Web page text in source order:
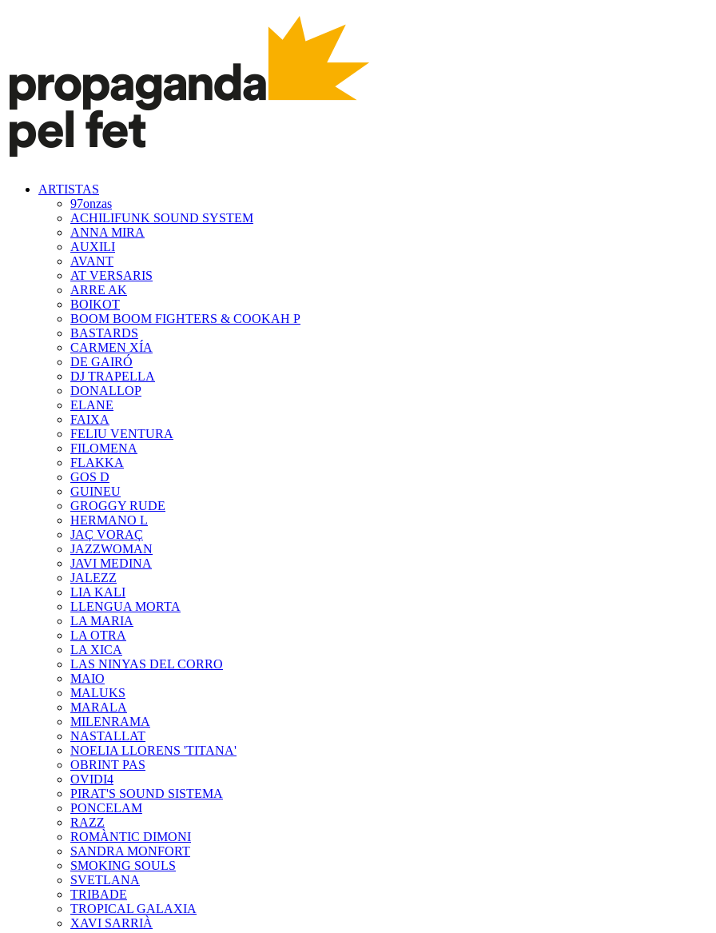
ARTISTAS
97onzas
ACHILIFUNK SOUND SYSTEM
ANNA MIRA
AUXILI
AVANT
AT VERSARIS
ARRE AK
BOIKOT
BOOM BOOM FIGHTERS & COOKAH P
BASTARDS
CARMEN XÍA
DE GAIRÓ
DJ TRAPELLA
DONALLOP
ELANE
FAIXA
FELIU VENTURA
FILOMENA
FLAKKA
GOS D
GUINEU
GROGGY RUDE
HERMANO L
JAÇ VORAÇ
JAZZWOMAN
JAVI MEDINA
JALEZZ
LIA KALI
LLENGUA MORTA
LA MARIA
LA OTRA
LA XICA
LAS NINYAS DEL CORRO
MAIO
MALUKS
MARALA
MILENRAMA
NASTALLAT
NOELIA LLORENS 'TITANA'
OBRINT PAS
OVIDI4
PIRAT'S SOUND SISTEMA
PONCELAM
RAZZ
ROMÀNTIC DIMONI
SANDRA MONFORT
SMOKING SOULS
SVETLANA
TRIBADE
TROPICAL GALAXIA
XAVI SARRIÀ